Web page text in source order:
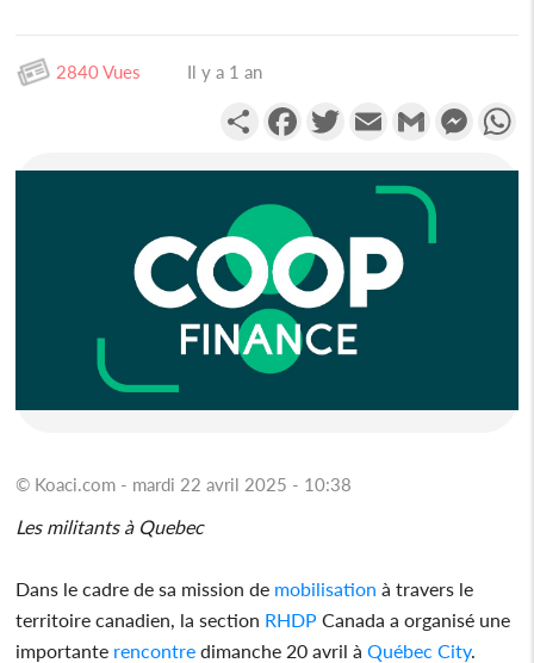
2840 Vues Il y a 1 an
PartagerFacebookTwitterEmail Gmail
© Koaci.com - mardi 22 avril 2025 - 10:38
Les militants à Quebec
Dans le cadre de sa mission de mobilisation à travers le
territoire canadien, la section RHDP Canada a organisé une
importante rencontre dimanche 20 avril à Québec City.